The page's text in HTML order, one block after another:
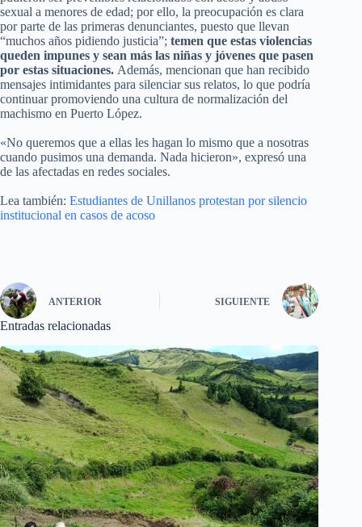
sexual a menores de edad; por ello, la preocupación es clara
por parte de las primeras denunciantes, puesto que llevan
“muchos años pidiendo justicia”; temen que estas violencias
queden impunes y sean más las niñas y jóvenes que pasen
por estas situaciones. Además, mencionan que han recibido
mensajes intimidantes para silenciar sus relatos, lo que podría
continuar promoviendo una cultura de normalización del
machismo en Puerto López.
«No queremos que a ellas les hagan lo mismo que a nosotras
cuando pusimos una demanda. Nada hicieron», expresó una
de las afectadas en redes sociales.
Lea también: Estudiantes de Unillanos protestan por silencio
institucional en casos de acoso
ANTERIOR SIGUIENTE
Entradas relacionadas